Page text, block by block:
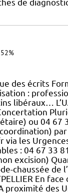
de
52%
des écrits
:
libéraux…
ou 04 67
par
via les
: 04 67 33
excision)
chaussée de
En
proximité des